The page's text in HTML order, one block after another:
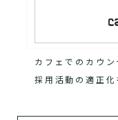
カフェでのカウ
採用活動の適正化